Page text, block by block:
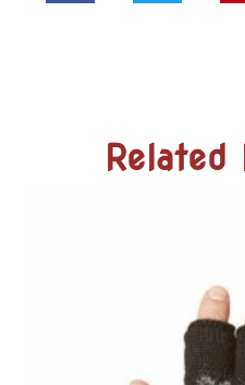
Related